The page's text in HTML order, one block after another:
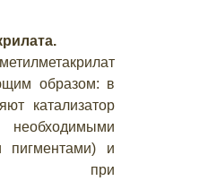
образом: в
катализатор
пигментами) и
при